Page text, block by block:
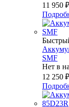
11 950 ₽
SMF
Нет в
12 250 ₽